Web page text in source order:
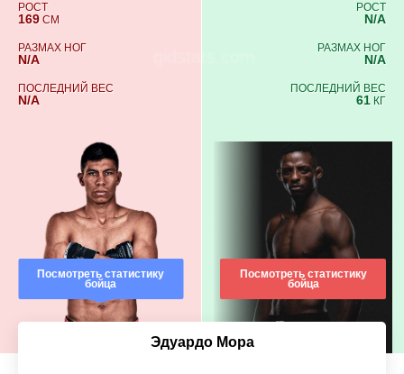
РОСТ
169 СМ
РАЗМАХ НОГ
N/A
ПОСЛЕДНИЙ ВЕС
N/A
Посмотреть статистику
бойца
РОСТ
N/A
РАЗМАХ НОГ
N/A
ПОСЛЕДНИЙ ВЕС
61 КГ
Посмотреть статистику
бойца
Эдуардо Мора